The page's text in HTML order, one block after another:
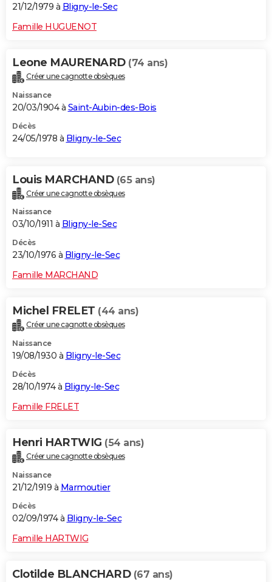
21/12/1979 à Bligny-le-Sec
Famille HUGUENOT
Leone MAURENARD (74 ans)
Créer une cagnotte obsèques
Naissance
20/03/1904 à Saint-Aubin-des-Bois
Décès
24/05/1978 à Bligny-le-Sec
Louis MARCHAND (65 ans)
Créer une cagnotte obsèques
Naissance
03/10/1911 à Bligny-le-Sec
Décès
23/10/1976 à Bligny-le-Sec
Famille MARCHAND
Michel FRELET (44 ans)
Créer une cagnotte obsèques
Naissance
19/08/1930 à Bligny-le-Sec
Décès
28/10/1974 à Bligny-le-Sec
Famille FRELET
Henri HARTWIG (54 ans)
Créer une cagnotte obsèques
Naissance
21/12/1919 à Marmoutier
Décès
02/09/1974 à Bligny-le-Sec
Famille HARTWIG
Clotilde BLANCHARD (67 ans)